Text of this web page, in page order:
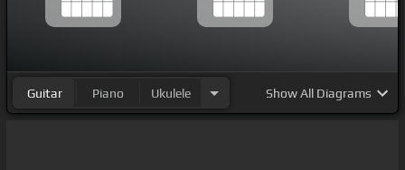
Guitar Piano Ukulele ShowAll Diagrams